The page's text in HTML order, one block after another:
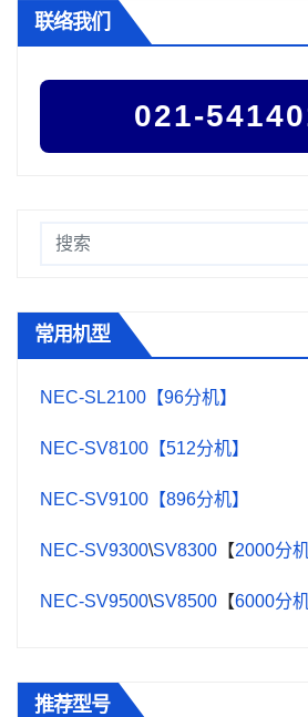
联络我们
021-
常用机型
NEC-SL2100【96分机】
NEC-SV8100【512分机】
NEC-SV9100【896分机】
NEC-SV9300\SV8300 【2000分
NEC-SV9500\SV8500 【6000分
推荐型号